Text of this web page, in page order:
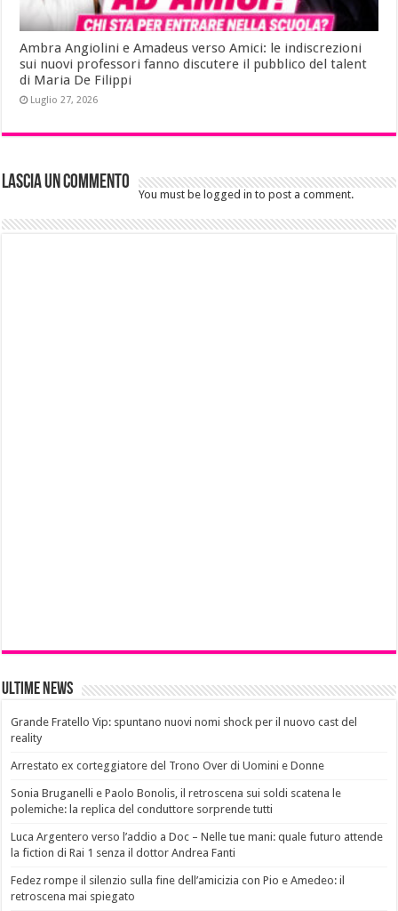
Ambra Angiolini e Amadeus verso Amici: le indiscrezioni
sui nuovi professori fanno discutere il pubblico del talent
di Maria De Filippi
Luglio 27, 2026
Lascia un commento
You must be logged in to post a comment.
Ultime News
Grande Fratello Vip: spuntano nuovi nomi shock per il nuovo cast del
reality
Arrestato ex corteggiatore del Trono Over di Uomini e Donne
Sonia Bruganelli e Paolo Bonolis, il retroscena sui soldi scatena le
polemiche: la replica del conduttore sorprende tutti
Luca Argentero verso l’addio a Doc – Nelle tue mani: quale futuro attende
la fiction di Rai 1 senza il dottor Andrea Fanti
Fedez rompe il silenzio sulla fine dell’amicizia con Pio e Amedeo: il
retroscena mai spiegato